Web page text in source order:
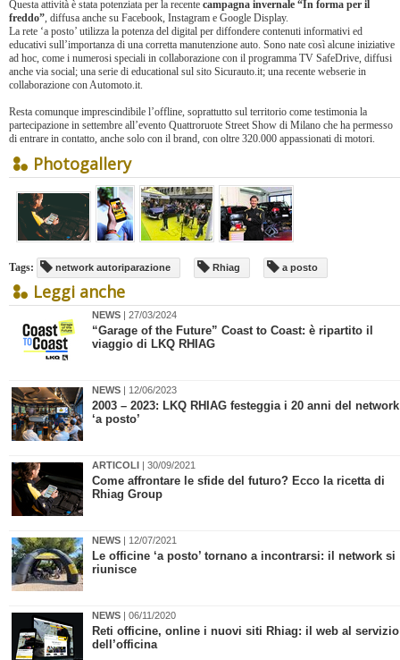
Questa attività è stata potenziata per la recente campagna invernale “In forma per il
freddo”, diffusa anche su Facebook, Instagram e Google Display.
La rete ‘a posto’ utilizza la potenza del digital per diffondere contenuti informativi ed
educativi sull’importanza di una corretta manutenzione auto. Sono nate così alcune iniziative
ad hoc, come i numerosi speciali in collaborazione con il programma TV SafeDrive, diffusi
anche via social; una serie di educational sul sito Sicurauto.it; una recente webserie in
collaborazione con Automoto.it.
Resta comunque imprescindibile l’offline, soprattutto sul territorio come testimonia la
partecipazione in settembre all’evento Quattroruote Street Show di Milano che ha permesso
di entrare in contatto, anche solo con il brand, con oltre 320.000 appassionati di motori.
Photogallery
Tags: network autoriparazione Rhiag a posto
Leggi anche
NEWS | 27/03/2024
​“Garage of the Future” Coast to Coast: è ripartito il
viaggio di LKQ RHIAG
NEWS | 12/06/2023
​2003 – 2023: LKQ RHIAG festeggia i 20 anni del network
‘a posto’
ARTICOLI | 30/09/2021
Come affrontare le sfide del futuro? Ecco la ricetta di
Rhiag Group
NEWS | 12/07/2021
​Le officine ‘a posto’ tornano a incontrarsi: il network si
riunisce
NEWS | 06/11/2020
​Reti officine, online i nuovi siti Rhiag: il web al servizio
dell’officina